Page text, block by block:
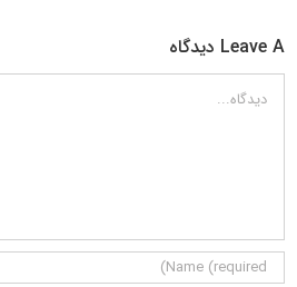
Leave A دیدگاه
دیدگاه